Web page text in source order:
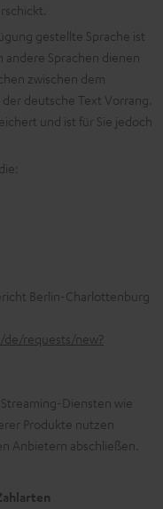
gestellte Sprache ist
Sprachen dienen
zwischen dem
deutsche Text Vorrang.
und ist für Sie jedoch
Berlin-Charlottenburg
requests/new?
Diensten wie
Produkte nutzen
Anbietern abschließen.